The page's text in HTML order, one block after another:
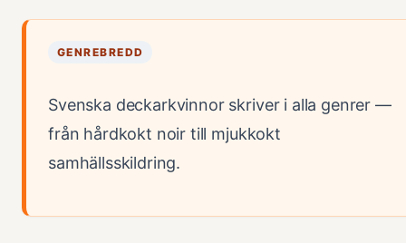
GENREBREDD
Svenska deckarkvinnor skriver i alla genrer —
från hårdkokt noir till mjukkokt
samhällsskildring.